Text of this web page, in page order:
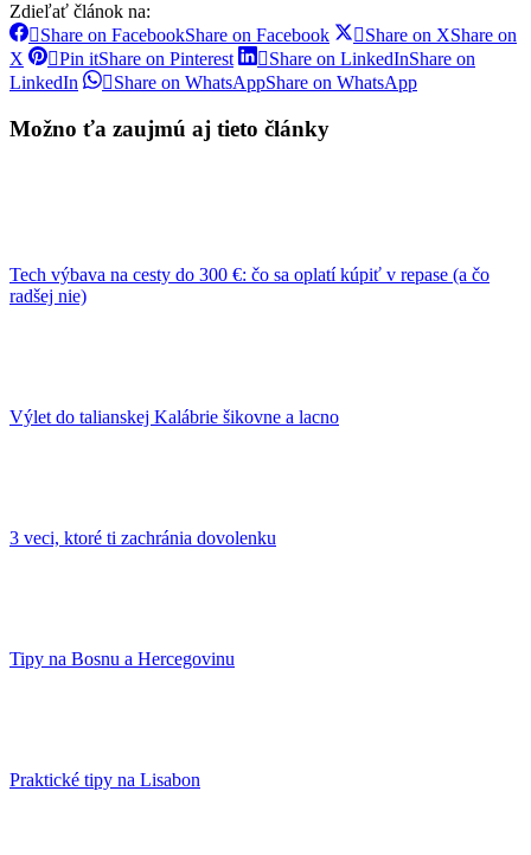
Zdieľať článok na:
Share on FacebookShare on Facebook Share on XShare on
X
Pin itShare on Pinterest Share on LinkedInShare on
LinkedIn
Share on WhatsAppShare on WhatsApp
Možno ťa zaujmú aj tieto články
Tech výbava na cesty do 300 €: čo sa oplatí kúpiť v repase (a čo
radšej nie)
Výlet do talianskej Kalábrie šikovne a lacno
3 veci, ktoré ti zachránia dovolenku
Tipy na Bosnu a Hercegovinu
Praktické tipy na Lisabon